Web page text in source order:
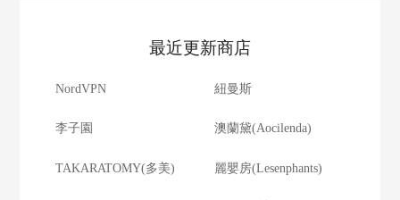
最近更新商店
NordVPN 紐曼斯
李子園 澳蘭黛(Aocilenda)
TAKARATOMY(多美) 麗嬰房(Lesenphants)